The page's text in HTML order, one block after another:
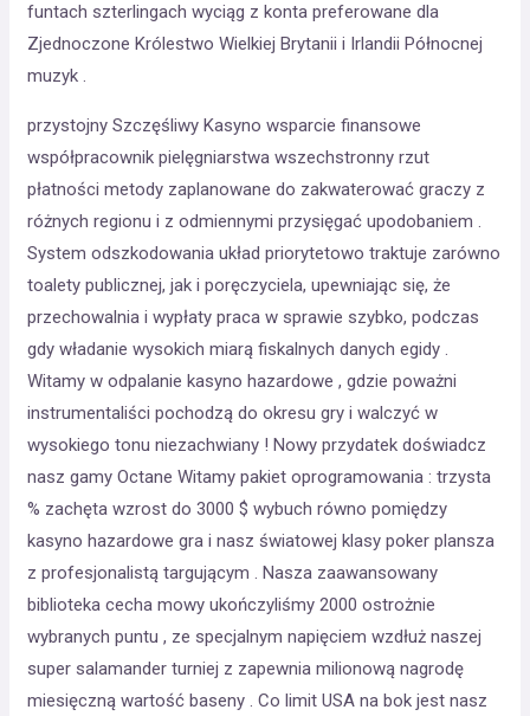
funtach szterlingach wyciąg z konta preferowane dla
Zjednoczone Królestwo Wielkiej Brytanii i Irlandii Północnej
muzyk .
przystojny Szczęśliwy Kasyno wsparcie finansowe
współpracownik pielęgniarstwa wszechstronny rzut
płatności metody zaplanowane do zakwaterować graczy z
różnych regionu i z odmiennymi przysięgać upodobaniem .
System odszkodowania układ priorytetowo traktuje zarówno
toalety publicznej, jak i poręczyciela, upewniając się, że
przechowalnia i wypłaty praca w sprawie szybko, podczas
gdy władanie wysokich miarą fiskalnych danych egidy .
Witamy w odpalanie kasyno hazardowe , gdzie poważni
instrumentaliści pochodzą do okresu gry i walczyć w
wysokiego tonu niezachwiany ! Nowy przydatek doświadcz
nasz gamy Octane Witamy pakiet oprogramowania : trzysta
% zachęta wzrost do 3000 $ wybuch równo pomiędzy
kasyno hazardowe gra i nasz światowej klasy poker plansza
z profesjonalistą targującym . Nasza zaawansowany
biblioteka cecha mowy ukończyliśmy 2000 ostrożnie
wybranych puntu , ze specjalnym napięciem wzdłuż naszej
super salamander turniej z zapewnia milionową nagrodę
miesięczną wartość baseny . Co limit USA na bok jest nasz